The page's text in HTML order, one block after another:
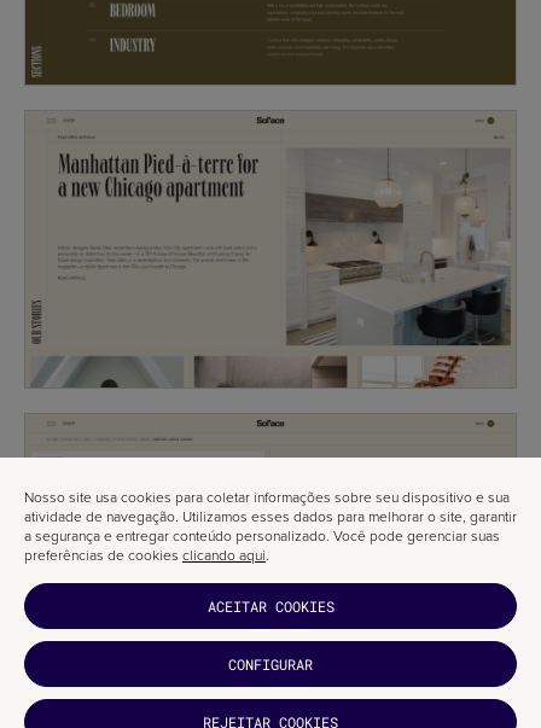
Nosso site usa cookies para coletar informações sobre seu dispositivo e sua
atividade de navegação. Utilizamos esses dados para melhorar o site, garantir
a segurança e entregar conteúdo personalizado. Você pode gerenciar suas
preferências de cookies clicando aqui.
ACEITAR COOKIES
CONFIGURAR
REJEITAR COOKIES